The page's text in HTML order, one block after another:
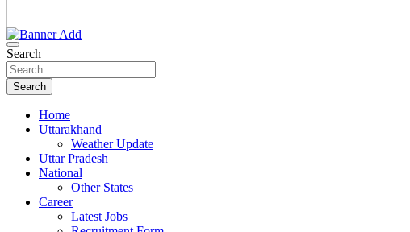
Search
Search
Home
Uttarakhand
Weather Update
Uttar Pradesh
National
Other States
Career
Latest Jobs